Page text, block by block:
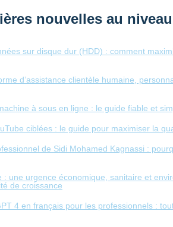
nouvelles au
sur disque dur (HDD) : comment
d’assistance clientèle humaine,
à sous en ligne : le guide fiable et
ciblées : le guide pour maximiser la
de Sidi Mohamed Kagnassi :
: une urgence économique, sanitaire et
de croissance
4 en français pour les professionnels :